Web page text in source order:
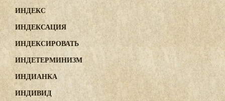
ИНДЕКС
ИНДЕКСАЦИЯ
ИНДЕКСИРОВАТЬ
ИНДЕТЕРМИНИЗМ
ИНДИАНКА
ИНДИВИД